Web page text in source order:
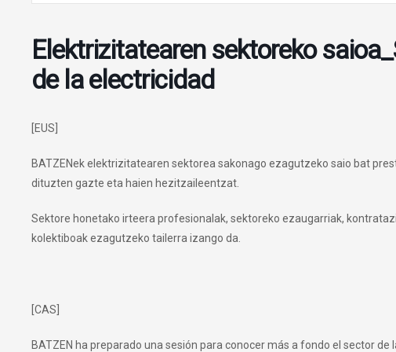
Elektrizitatearen sektoreko
de la electricidad
[EUS]
BATZENek elektrizitatearen sektorea sakonago ezagutzeko saio bat
dituzten gazte eta haien hezitzaileentzat.
Sektore honetako irteera profesionalak, sektoreko ezaugarriak,
kolektiboak ezagutzeko tailerra izango da.
[CAS]
BATZEN ha preparado una sesión para conocer más a fondo el sector